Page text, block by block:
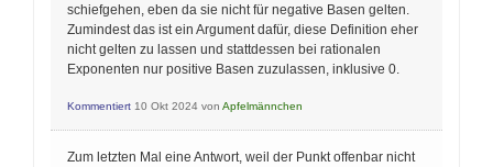
schiefgehen, eben da sie nicht für negative Basen gelten.
Zumindest das ist ein Argument dafür, diese Definition eher
nicht gelten zu lassen und stattdessen bei rationalen
Exponenten nur positive Basen zuzulassen, inklusive 0.
Kommentiert 10 Okt 2024 von Apfelmännchen
Zum letzten Mal eine Antwort, weil der Punkt offenbar nicht